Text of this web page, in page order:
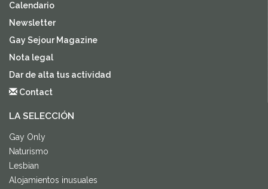
Calendario
Newsletter
Gay Sejour Magazine
Nota legal
Dar de alta tus actividad
Contact
LA SELECCIÓN
Gay Only
Naturismo
Lesbian
Alojamientos inusuales